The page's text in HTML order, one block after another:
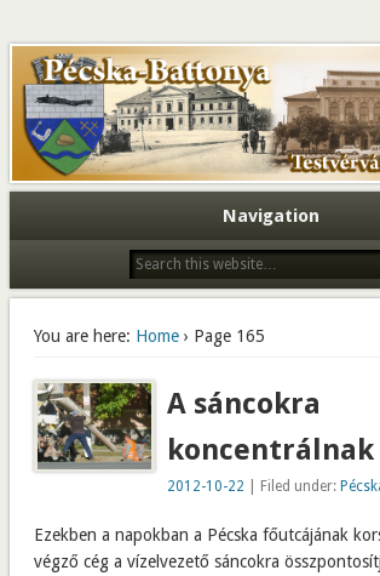
Navigation
You are here: Home› Page 165
A sáncokra
koncentrálnak
2012-10-22 | Filed under:
Ezekben a napokban a Pécska főutcájának
végző cég a vízelvezető sáncokra